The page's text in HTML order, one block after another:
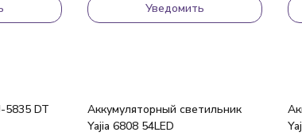
Уведомить
5835 DT
Аккумуляторный светильник
Yajia 6808 54LED